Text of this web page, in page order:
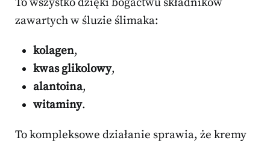
To wszystko dzięki bogactwu składników
zawartych w śluzie ślimaka:
kolagen,
kwas glikolowy,
alantoina,
witaminy.
To kompleksowe działanie sprawia, że kremy